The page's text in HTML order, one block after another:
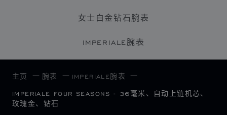
女士白金钻石腕表
IMPERIALE腕表
主页 腕表 IMPERIALE腕表
IMPERIALE FOUR SEASONS - 36毫米、自动上链机芯、
玫瑰金、钻石